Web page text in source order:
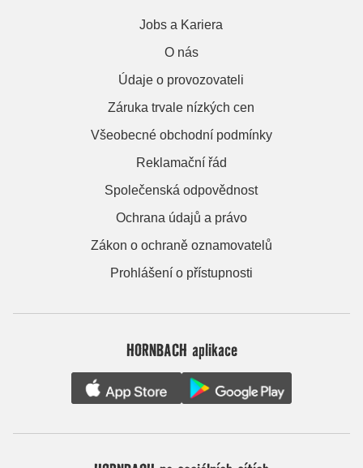
Jobs a Kariera
O nás
Údaje o provozovateli
Záruka trvale nízkých cen
Všeobecné obchodní podmínky
Reklamační řád
Společenská odpovědnost
Ochrana údajů a právo
Zákon o ochraně oznamovatelů
Prohlášení o přístupnosti
HORNBACH aplikace